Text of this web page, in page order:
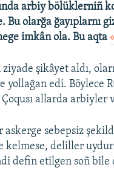
arbiy bölüklerniñ
Bu olarğa ğayıplarnı
imkân ola. Bu aqta
şikâyet aldı,
yollağan edi. Böylece
allarda arbiyler
askerge sebepsiz
kelmese, deliller
defin etilgen soñ bile